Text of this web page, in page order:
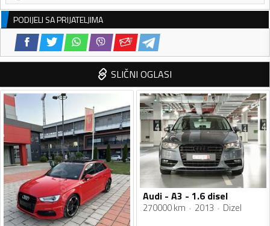
PODIJELI SA PRIJATELJIMA
SLIČNI OGLASI
Audi - A3 - 1.6 disel
270000 km 2013 Dizel